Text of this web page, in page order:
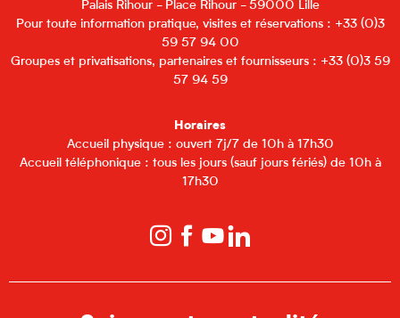
Palais Rihour - Place Rihour - 59000 Lille
Pour toute information pratique, visites et réservations : +33 (0)3
59 57 94 00
Groupes et privatisations, partenaires et fournisseurs : +33 (0)3 59
57 94 59
Horaires
Accueil physique : ouvert 7j/7 de 10h à 17h30
Accueil téléphonique : tous les jours (sauf jours fériés) de 10h à
17h30